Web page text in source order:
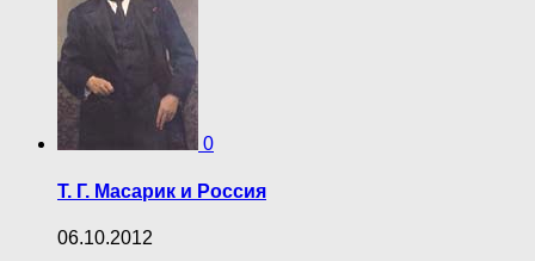
0
Т. Г. Масарик и Россия
06.10.2012